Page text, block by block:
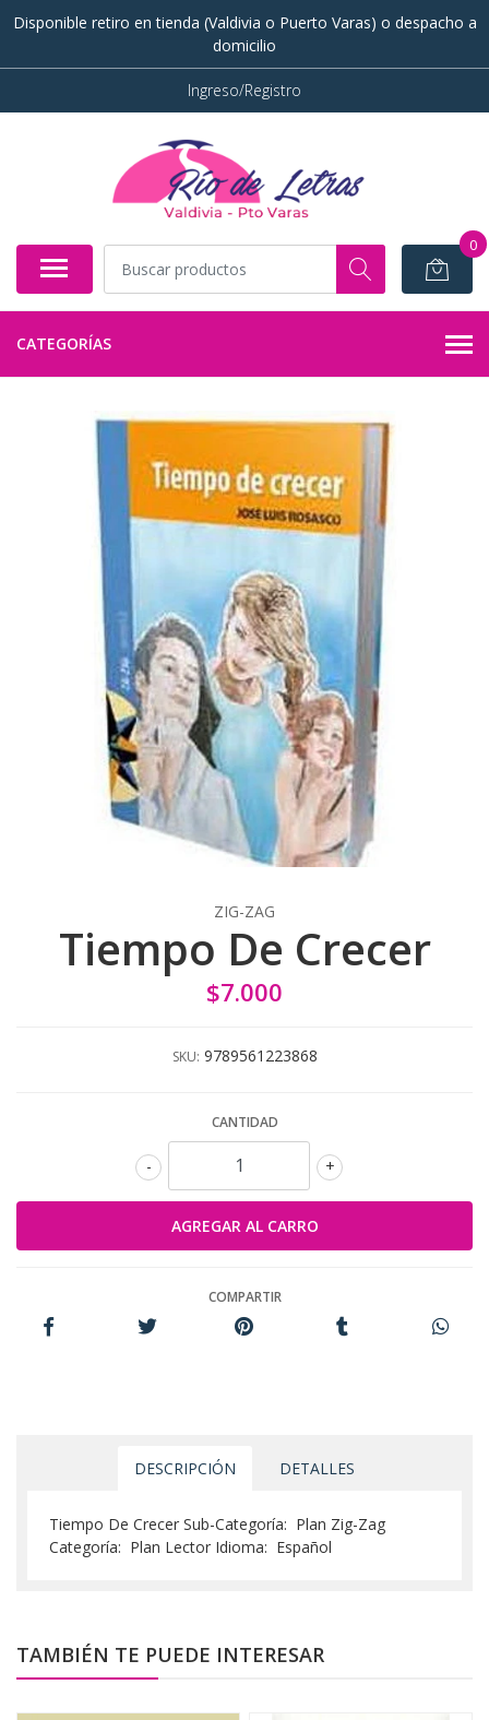
Disponible retiro en tienda (Valdivia o Puerto Varas) o despacho a
domicilio
Ingreso/Registro
0
CATEGORÍAS
ZIG-ZAG
Tiempo De Crecer
$7.000
SKU: 9789561223868
CANTIDAD
+
-
COMPARTIR
DESCRIPCIÓN DETALLES
Tiempo De Crecer Sub-Categoría: Plan Zig-Zag
Categoría: Plan Lector Idioma: Español
TAMBIÉN TE PUEDE INTERESAR